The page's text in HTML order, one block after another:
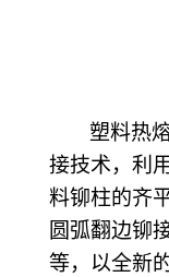
塑料热
接技术，利
料铆柱的齐
圆弧翻边铆
等，以全新